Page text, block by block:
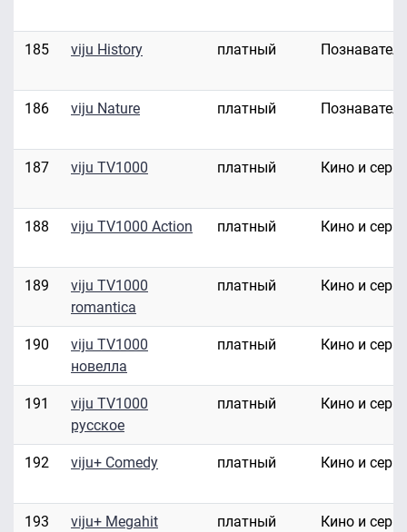
185 viju History платный
186 viju Nature платный
187 viju TV1000 платный Кино и
188 viju TV1000 Action платный Кино и
189
viju TV1000
romantica
платный Кино и
190
viju TV1000
новелла
платный Кино и
191
viju TV1000
русское
платный Кино и
192 viju+ Comedy платный Кино и
193 viju+ Megahit платный Кино и